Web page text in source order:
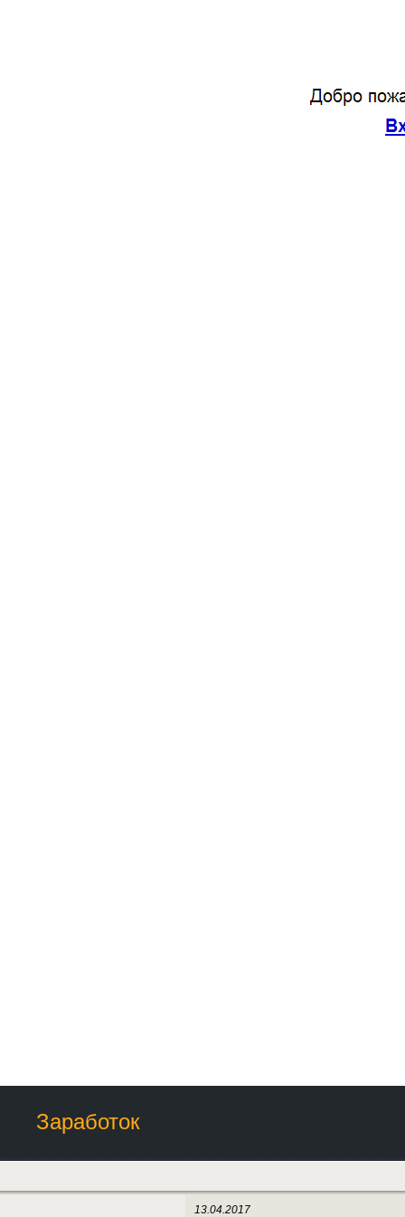
Заработок
13.04.2017